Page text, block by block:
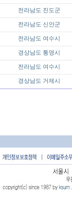
전라남도 진도군
전라남도 신안군
전라남도 여수시
경상남도 통영시
전라남도 여수시
경상남도 거제시